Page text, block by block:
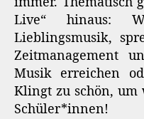
Live“ hinaus:
Lieblingsmusik,
Zeitmanagement
Musik erreichen
Klingt zu schön, um
Schüler*innen!